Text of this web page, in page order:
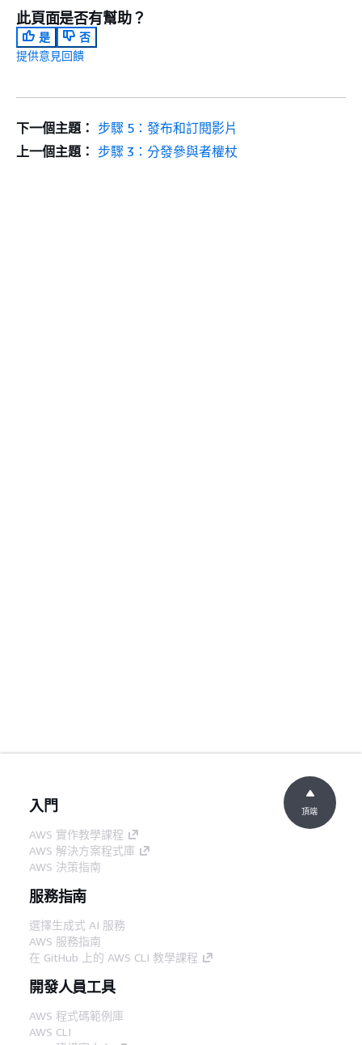
此頁面是否有幫助？
是
否
提供意見回饋
下一個主題： 步驟 5：發布和訂閱影片
上一個主題： 步驟 3：分發參與者權杖
入門
AWS 實作教學課程
AWS 解決方案程式庫
AWS 決策指南
服務指南
選擇生成式 AI 服務
AWS 服務指南
在 GitHub 上的 AWS CLI 教學課程
開發人員工具
AWS 程式碼範例庫
AWS CLI
頂端